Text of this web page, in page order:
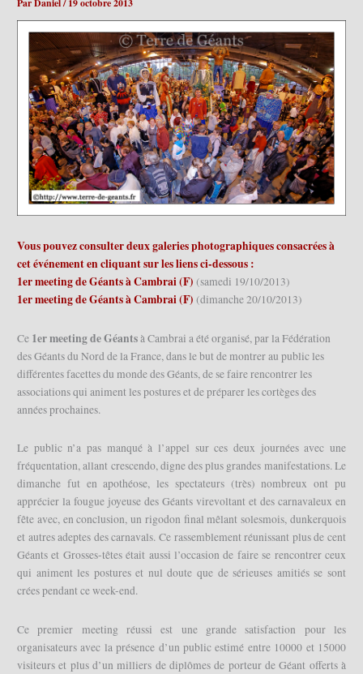
Vous pouvez consulter deux galeries photographiques consacrées à
cet événement en cliquant sur les liens ci-dessous :
1er meeting de Géants à Cambrai (F) (samedi 19/10/2013)
1er meeting de Géants à Cambrai (F) (dimanche 20/10/2013)
Ce 1er meeting de Géantsà Cambrai a été organisé, par la Fédération
des Géants du Nord de la France, dans le but de montrer au public les
différentes facettes du monde des Géants, de se faire rencontrer les
associations qui animent les postures et de préparer les cortèges des
années prochaines.
Le public n’a pas manqué à l’appel sur ces deux journées avec une
fréquentation, allant crescendo, digne des plus grandes manifestations. Le
dimanche fut en apothéose, les spectateurs (très) nombreux ont pu
apprécier la fougue joyeuse des Géants virevoltant et des carnavaleux en
fête avec, en conclusion, un rigodon final mêlant solesmois, dunkerquois
et autres adeptes des carnavals. Ce rassemblement réunissant plus de cent
Géants et Grosses-têtes était aussi l’occasion de faire se rencontrer ceux
qui animent les postures et nul doute que de sérieuses amitiés se sont
crées pendant ce week-end.
Ce premier meeting réussi est une grande satisfaction pour les
organisateurs avec la présence d’un public estimé entre 10000 et 15000
visiteurs et plus d’un milliers de diplômes de porteur de Géant offerts à